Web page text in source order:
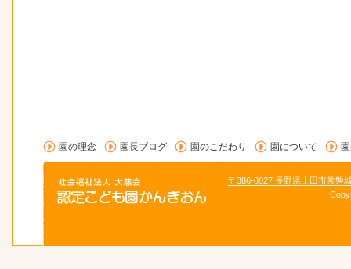
園の理念 園長ブログ 園のこだわり 園について
〒386-0027 長野県上田市常磐